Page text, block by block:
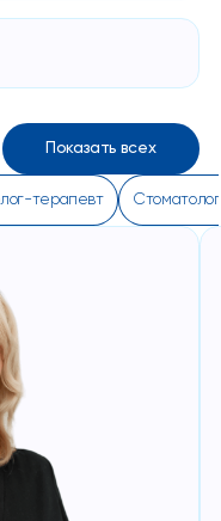
Показать всех
терапевт